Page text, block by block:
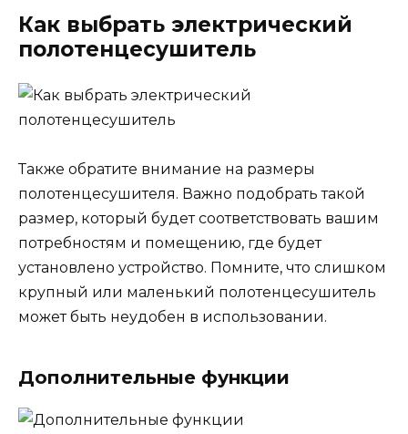
Как выбрать электрический
полотенцесушитель
Также обратите внимание на размеры
полотенцесушителя. Важно подобрать такой
размер, который будет соответствовать вашим
потребностям и помещению, где будет
установлено устройство. Помните, что слишком
крупный или маленький полотенцесушитель
может быть неудобен в использовании.
Дополнительные функции